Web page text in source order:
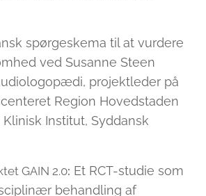
spørgeskema til at vurdere
ved Susanne Steen
projektleder på
Region Hovedstaden
Institut, Syddansk
GAIN 2.0: Et RCT-studie som
behandling af